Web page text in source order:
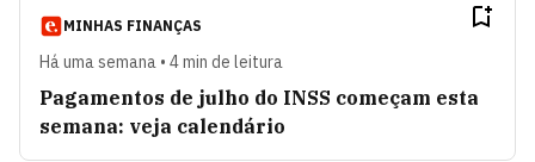
MINHAS FINANÇAS
Há uma semana • 4 min de leitura
Pagamentos de julho do INSS começam esta
semana: veja calendário